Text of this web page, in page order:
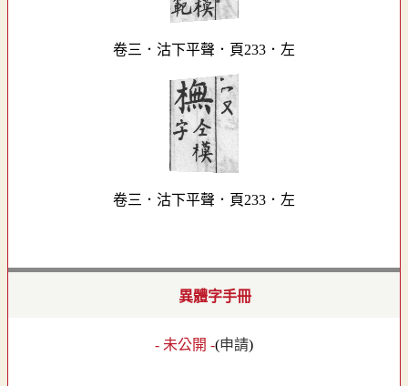
卷三．沽下平聲．頁233．左
卷三．沽下平聲．頁233．左
異體字手冊
- 未公開 -(申請)